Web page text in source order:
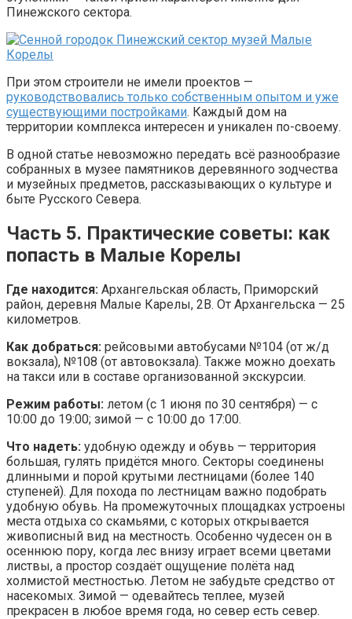
Пинежского сектора.
При этом строители не имели проектов —
руководствовались только собственным опытом и уже
существующими постройками. Каждый дом на
территории комплекса интересен и уникален по-своему.
В одной статье невозможно передать всё разнообразие
собранных в музее памятников деревянного зодчества
и музейных предметов, рассказывающих о культуре и
быте Русского Севера.
Часть 5. Практические советы: как
попасть в Малые Корелы
Где находится: Архангельская область, Приморский
район, деревня Малые Карелы, 2В. От Архангельска — 25
километров.
Как добраться: рейсовыми автобусами №104 (от ж/д
вокзала), №108 (от автовокзала). Также можно доехать
на такси или в составе организованной экскурсии.
Режим работы: летом (с 1 июня по 30 сентября) — с
10:00 до 19:00; зимой — с 10:00 до 17:00.
Что надеть: удобную одежду и обувь — территория
большая, гулять придётся много. Секторы соединены
длинными и порой крутыми лестницами (более 140
ступеней). Для похода по лестницам важно подобрать
удобную обувь. На промежуточных площадках устроены
места отдыха со скамьями, с которых открывается
живописный вид на местность. Особенно чудесен он в
осеннюю пору, когда лес внизу играет всеми цветами
листвы, а простор создаёт ощущение полёта над
холмистой местностью. Летом не забудьте средство от
насекомых. Зимой — одевайтесь теплее, музей
прекрасен в любое время года, но север есть север.